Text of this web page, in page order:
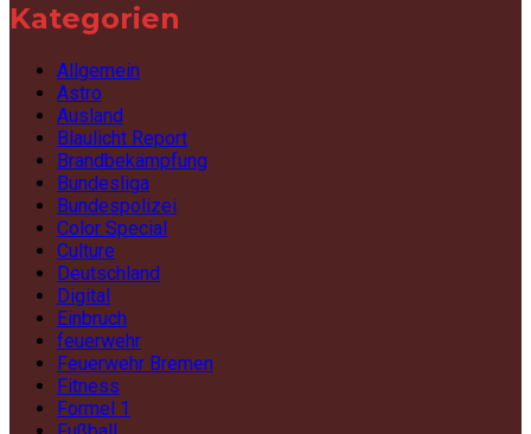
Kategorien
Allgemein
Astro
Ausland
Blaulicht Report
Brandbekämpfung
Bundesliga
Bundespolizei
Color Special
Culture
Deutschland
Digital
Einbruch
feuerwehr
Feuerwehr Bremen
Fitness
Formel 1